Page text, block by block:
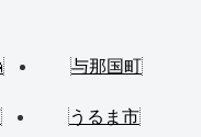
与那国町
うるま市